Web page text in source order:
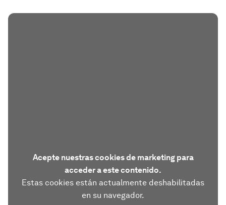
Acepte nuestras cookies de marketing para
acceder a este contenido.
Estas cookies están actualmente deshabilitadas
en su navegador.